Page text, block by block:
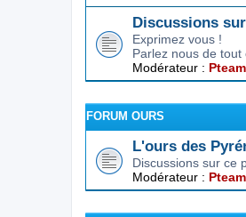
Discussions
Exprimez vous !
Parlez nous de
Modérateur : Pteam
FORUM OURS
L'ours des
Discussions sur ce
Modérateur : Pteam